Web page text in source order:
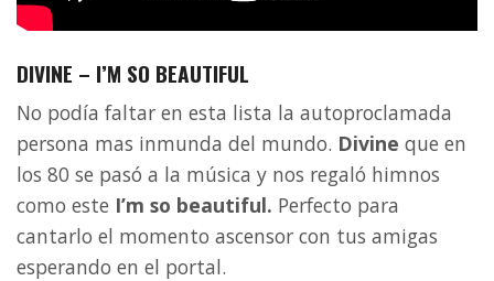
DIVINE – I’M SO BEAUTIFUL
No podía faltar en esta lista la autoproclamada
persona mas inmunda del mundo. Divine que en
los 80 se pasó a la música y nos regaló himnos
como este I’m so beautiful. Perfecto para
cantarlo el momento ascensor con tus amigas
esperando en el portal.